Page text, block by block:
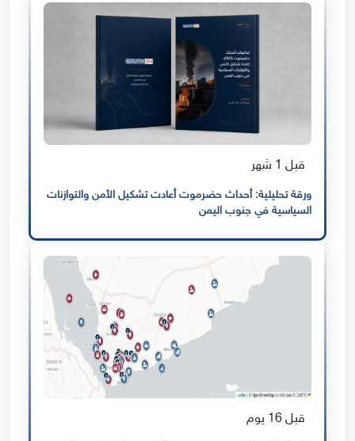
قبل 1 شهر
ورقة تحليلية: أحداث حضرموت أعادت تشكيل الأمن والتوازنات
السياسية في جنوب اليمن
قبل 16 يوم